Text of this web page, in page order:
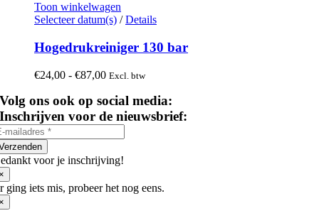
Toon winkelwagen
Selecteer datum(s) Dit
heeft
meerdere
variaties.
Deze
optie
kan
gekozen
de
/ Details
Hogedrukreiniger 130 bar
€24,00 - €87,00Prijsklasse:
tot
€87,00
Excl. btw
Volg ons ook op social media:
Inschrijven voor de nieuwsbrief:
voor je inschrijving!
ging iets mis, probeer het nog eens.